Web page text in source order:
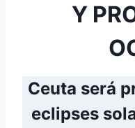
Y
Ceuta será
eclipses